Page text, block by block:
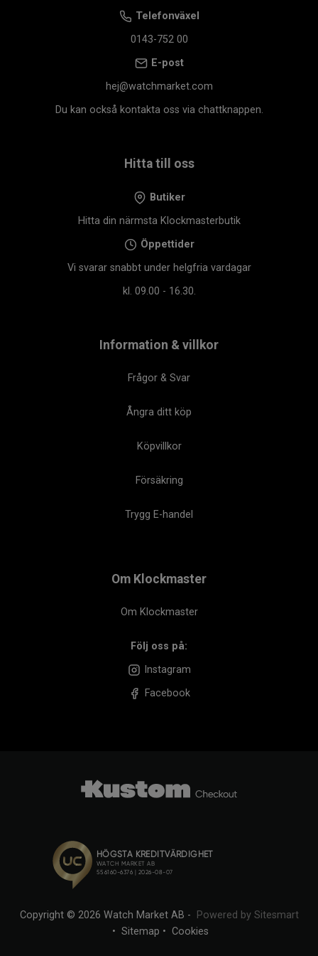
Telefonväxel
0143-752 00
E-post
hej@watchmarket.com
Du kan också kontakta oss via chattknappen.
Hitta till oss
Butiker
Hitta din närmsta Klockmasterbutik
Öppettider
Vi svarar snabbt under helgfria vardagar
kl. 09.00 - 16.30.
Information & villkor
Frågor & Svar
Ångra ditt köp
Köpvillkor
Försäkring
Trygg E-handel
Om Klockmaster
Om Klockmaster
Följ oss på:
Instagram
Facebook
Copyright © 2026 Watch Market AB -
Powered by Sitesmart
• Sitemap • Cookies